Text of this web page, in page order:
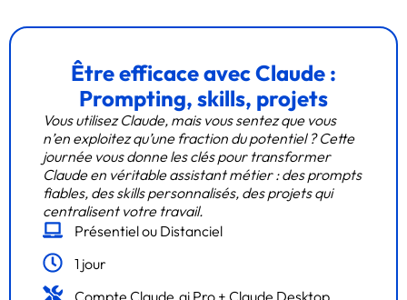
Être efficace avec Claude :
Prompting, skills, projets
Vous utilisez Claude, mais vous sentez que vous
n’en exploitez qu’une fraction du potentiel ? Cette
journée vous donne les clés pour transformer
Claude en véritable assistant métier : des prompts
fiables, des skills personnalisés, des projets qui
centralisent votre travail.
Présentiel ou Distanciel
1 jour
Compte Claude.ai Pro + Claude Desktop